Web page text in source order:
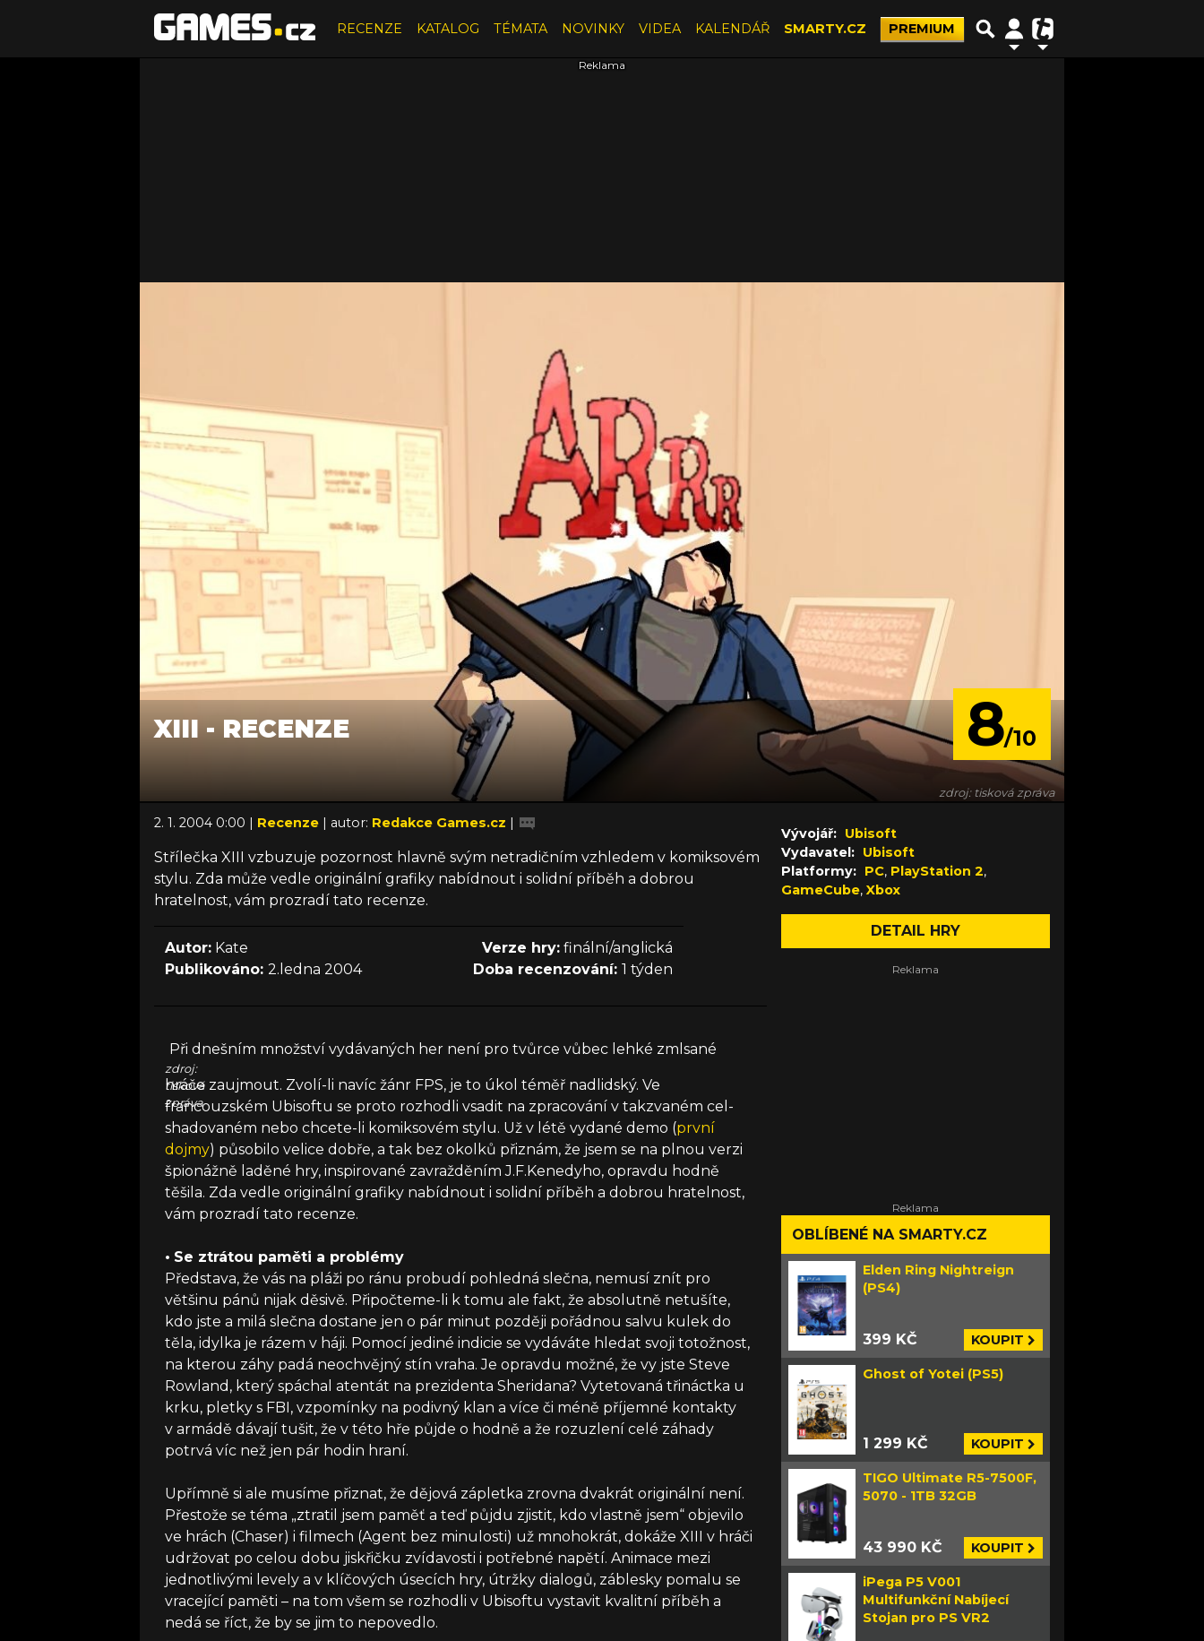
RECENZE KATALOG TÉMATA NOVINKY VIDEA KALENDÁŘ SMARTY.CZ PREMIUM
8/10
zdroj: tisková zpráva
XIII - RECENZE
2. 1. 2004 0:00 | Recenze | autor: Redakce Games.cz |
Střílečka XIII vzbuzuje pozornost hlavně svým netradičním vzhledem v komiksovém
stylu. Zda může vedle originální grafiky nabídnout i solidní příběh a dobrou
hratelnost, vám prozradí tato recenze.
Autor: Kate
Publikováno: 2.ledna 2004
Verze hry: finální/anglická
Doba recenzování: 1 týden
zdroj:
tisková
zpráva
Při dnešním množství vydávaných her není pro tvůrce vůbec lehké zmlsané
hráče zaujmout. Zvolí-li navíc žánr FPS, je to úkol téměř nadlidský. Ve
francouzském Ubisoftu se proto rozhodli vsadit na zpracování v takzvaném cel-
shadovaném nebo chcete-li komiksovém stylu. Už v létě vydané demo (první
dojmy) působilo velice dobře, a tak bez okolků přiznám, že jsem se na plnou verzi
špionážně laděné hry, inspirované zavražděním J.F.Kenedyho, opravdu hodně
těšila. Zda vedle originální grafiky nabídnout i solidní příběh a dobrou hratelnost,
vám prozradí tato recenze.
• Se ztrátou paměti a problémy
Představa, že vás na pláži po ránu probudí pohledná slečna, nemusí znít pro
většinu pánů nijak děsivě. Připočteme-li k tomu ale fakt, že absolutně netušíte,
kdo jste a milá slečna dostane jen o pár minut později pořádnou salvu kulek do
těla, idylka je rázem v háji. Pomocí jediné indicie se vydáváte hledat svoji totožnost,
na kterou záhy padá neochvějný stín vraha. Je opravdu možné, že vy jste Steve
Rowland, který spáchal atentát na prezidenta Sheridana? Vytetovaná třináctka u
krku, pletky s FBI, vzpomínky na podivný klan a více či méně příjemné kontakty
v armádě dávají tušit, že v této hře půjde o hodně a že rozuzlení celé záhady
potrvá víc než jen pár hodin hraní.
Upřímně si ale musíme přiznat, že dějová zápletka zrovna dvakrát originální není.
Přestože se téma „ztratil jsem paměť a teď půjdu zjistit, kdo vlastně jsem“ objevilo
ve hrách (Chaser) i filmech (Agent bez minulosti) už mnohokrát, dokáže XIII v hráči
udržovat po celou dobu jiskřičku zvídavosti i potřebné napětí. Animace mezi
jednotlivými levely a v klíčových úsecích hry, útržky dialogů, záblesky pomalu se
vracející paměti – na tom všem se rozhodli v Ubisoftu vystavit kvalitní příběh a
nedá se říct, že by se jim to nepovedlo.
Vývojář: Ubisoft
Vydavatel: Ubisoft
Platformy: PC, PlayStation 2,
GameCube, Xbox
DETAIL HRY
OBLÍBENÉ NA SMARTY.CZ
Elden Ring Nightreign
(PS4)
399 KČ KOUPIT
Ghost of Yotei (PS5)
1 299 KČ KOUPIT
TIGO Ultimate R5-7500F,
5070 - 1TB 32GB
43 990 KČ KOUPIT
iPega P5 V001
Multifunkční Nabíjecí
Stojan pro PS VR2